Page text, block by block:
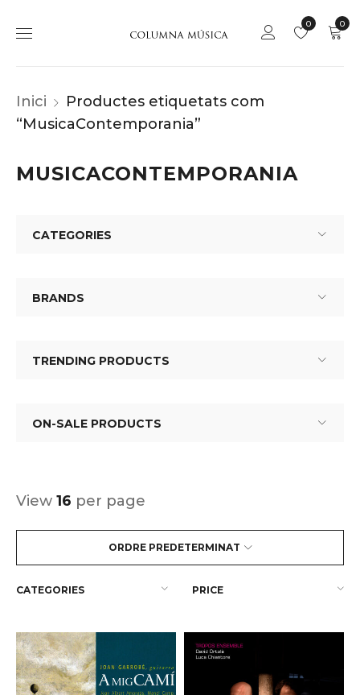
0
0
Inici
Productes etiquetats com
“MusicaContemporania”
MUSICACONTEMPORANIA
CATEGORIES
BRANDS
TRENDING PRODUCTS
ON-SALE PRODUCTS
ORDRE PREDETERMINAT
View 16 per page
CATEGORIES PRICE